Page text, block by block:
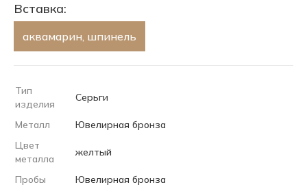
Вставка:
аквамарин, шпинель
Тип
изделия
Серьги
Металл
Ювелирная бронза
Цвет
металла
желтый
Пробы
Ювелирная бронза